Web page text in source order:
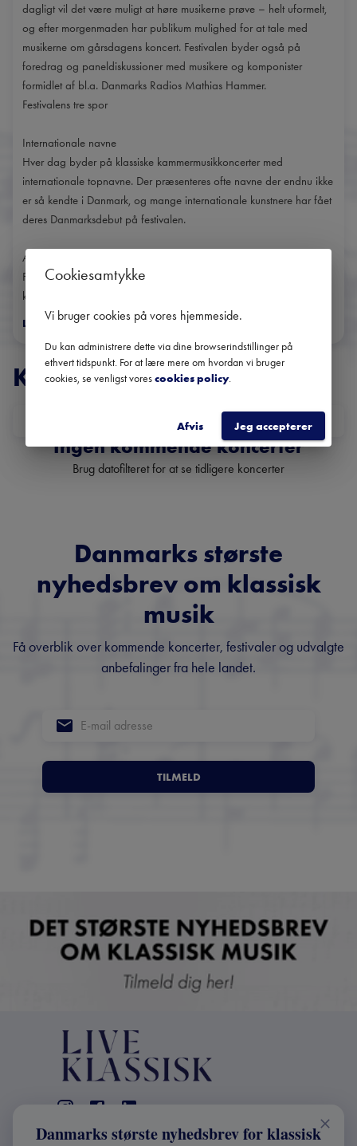
dagligt vil det være muligt at høre musikerne prøve – helt uformelt,
og efter morgenmaden har publikum mulighed for at tale med
musikerne om gårsdagens koncert. Festivalen byder også på
foredrag og paneldiskussioner med musikere og komponister
formidlet af bl.a. Danmarks Radios Mathias Hammer.
Festivalens tre spor
Internationale navne
Hver dag byder på klassiske kammermusikkoncerter med
internationale topnavne. Der præsenteres ofte navne der endnu ikke
er så kendte i Danmark, og mange internationale kunstnere har fået
deres Danmarksdebut på festivalen.
Alternativ scene
Festivalen har en serie med avantgarde-musik – helt ny
kompositionsmusik, der reflekterer hvordan den...
Læs mere>
KONCERTER
Ingen kommende koncerter
Brug datofilteret for at se tidligere koncerter
Danmarks største
nyhedsbrev om klassisk
musik
Få overblik over kommende koncerter, festivaler og udvalgte
anbefalinger fra hele landet.
TILMELD
KONTAKT
Danmarks største nyhedsbrev for klassisk
Cookiesamtykke
Vi bruger cookies på vores hjemmeside.
Du kan administrere dette via dine browserindstillinger på
ethvert tidspunkt. For at lære mere om hvordan vi bruger
cookies, se venligst vorescookies policy.
Afvis Jeg accepterer